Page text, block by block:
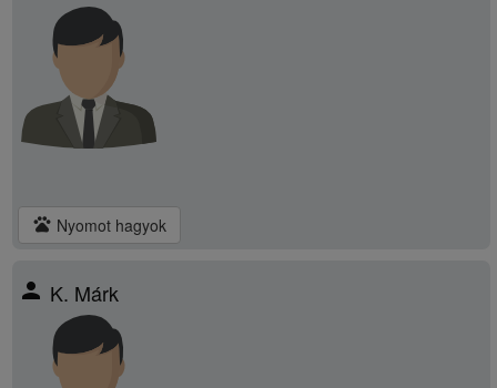
pets Nyomot hagyok
person K. Márk